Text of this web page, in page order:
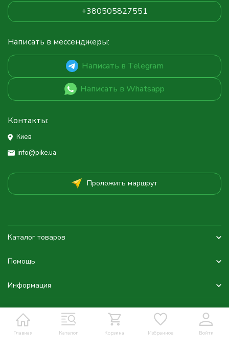
Главная Каталог Корзина Избранное Войти
+380505827551
Написать в мессенджеры:
Написать в Telegram
Написать в Whatsapp
Контакты:
Киев
info@pike.ua
Проложить маршрут
Каталог товаров
Помощь
Информация